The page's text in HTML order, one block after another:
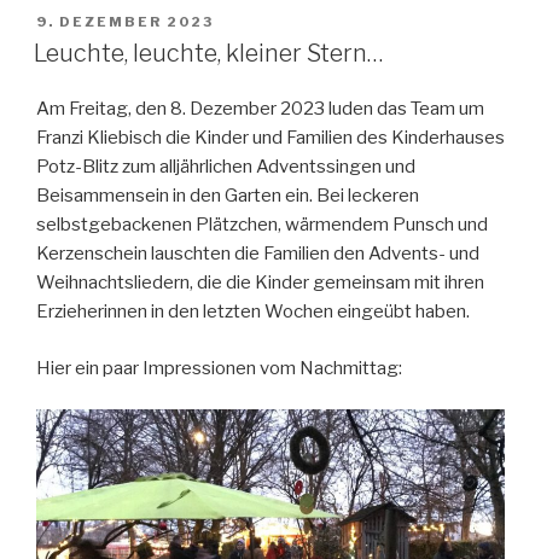
VERÖFFENTLICHT
AM
9. DEZEMBER 2023
Leuchte, leuchte, kleiner Stern…
Am Freitag, den 8. Dezember 2023 luden das Team um
Franzi Kliebisch die Kinder und Familien des Kinderhauses
Potz-Blitz zum alljährlichen Adventssingen und
Beisammensein in den Garten ein. Bei leckeren
selbstgebackenen Plätzchen, wärmendem Punsch und
Kerzenschein lauschten die Familien den Advents- und
Weihnachtsliedern, die die Kinder gemeinsam mit ihren
Erzieherinnen in den letzten Wochen eingeübt haben.
Hier ein paar Impressionen vom Nachmittag: